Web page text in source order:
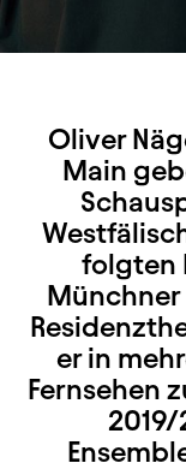
Oliver
Main
folgten
Münchner
er in
Fernsehen